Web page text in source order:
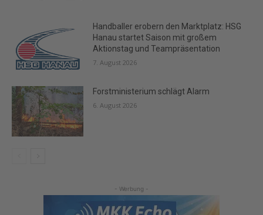
Handballer erobern den Marktplatz: HSG
Hanau startet Saison mit großem
Aktionstag und Teampräsentation
7. August 2026
Forstministerium schlägt Alarm
6. August 2026
- Werbung -